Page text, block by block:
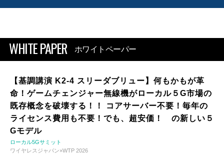
WHITE PAPER ホワイトペーパー
【基調講演 K2-4 スリーダブリュー】何もかもが革
命！ゲームチェンジャー無線機がローカル５G市場の
既存概念を破壊する！！ コアサーバー不要！毎年の
ライセンス費用も不要！でも、超安価！ の新しい５
Gモデル
ローカル5Gサミット
ワイヤレスジャパン×WTP 2026